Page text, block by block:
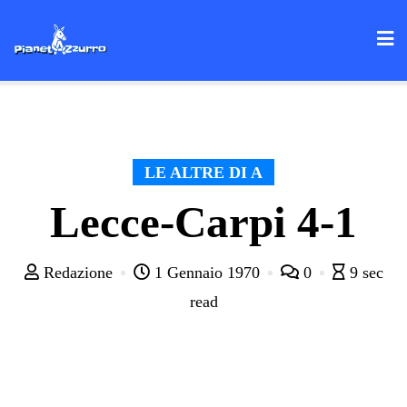
LE ALTRE DI A
Lecce-Carpi 4-1
Redazione 1 Gennaio 1970 0
9 sec
read